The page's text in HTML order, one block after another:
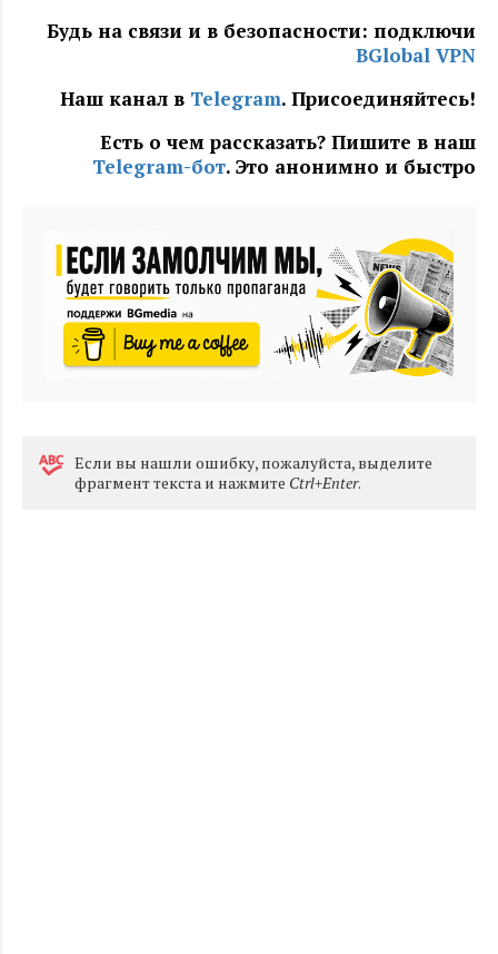
Будь на связи и в безопасности: подключи
BGlobal VPN
Наш канал в Telegram. Присоединяйтесь!
Есть о чем рассказать? Пишите в наш
Telegram-бот. Это анонимно и быстро
Eсли вы нашли ошибку, пожалуйста, выделите
фрагмент текста и нажмите Ctrl+Enter.